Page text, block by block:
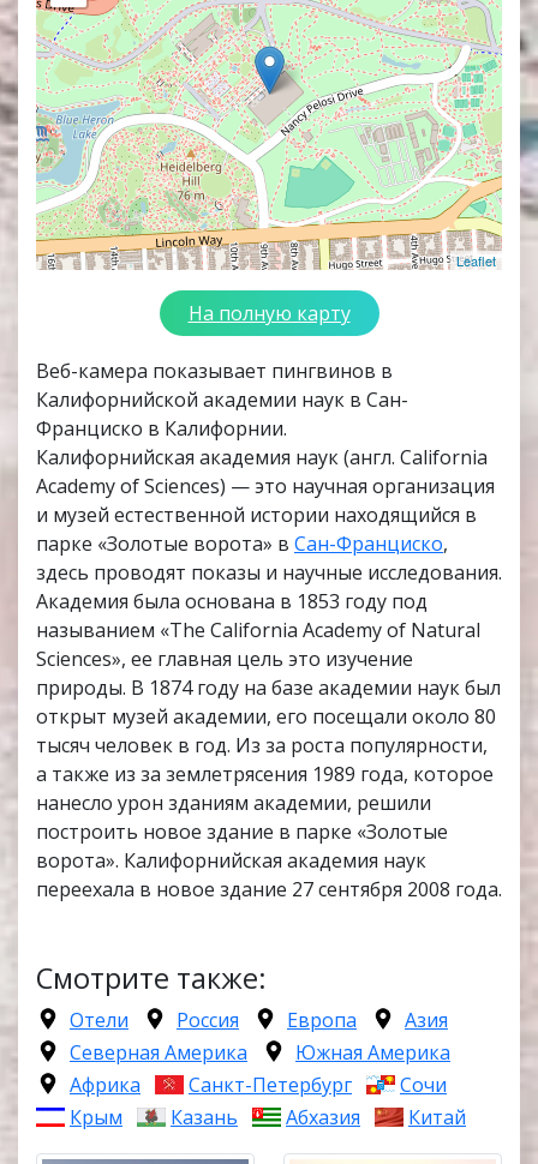
Leaflet
На полную карту
Веб-камера показывает пингвинов в
Калифорнийской академии наук в Сан-
Франциско в Калифорнии.
Калифорнийская академия наук (англ. California
Academy of Sciences) — это научная организация
и музей естественной истории находящийся в
парке «Золотые ворота» в Сан-Франциско,
здесь проводят показы и научные исследования.
Академия была основана в 1853 году под
называнием «The California Academy of Natural
Sciences», ее главная цель это изучение
природы. В 1874 году на базе академии наук был
открыт музей академии, его посещали около 80
тысяч человек в год. Из за роста популярности,
а также из за землетрясения 1989 года, которое
нанесло урон зданиям академии, решили
построить новое здание в парке «Золотые
ворота». Калифорнийская академия наук
переехала в новое здание 27 сентября 2008 года.
Смотрите также:
Отели Россия Европа
Азия
Северная Америка
Южная Америка
Африка
Санкт-Петербург
Сочи
Крым
Казань Абхазия Китай